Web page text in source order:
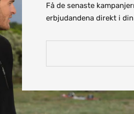
Få de senaste
erbjudandena direkt i